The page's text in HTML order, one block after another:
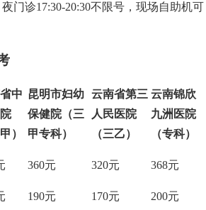
门诊17:30-20:30不限号，现场自助机可
中
）
昆明市妇幼
保健院（三
甲专科）
云南省第三
人民医院
（三乙）
云南锦欣
九洲医院
（专科）
360元 320元 368元
190元 170元
200元